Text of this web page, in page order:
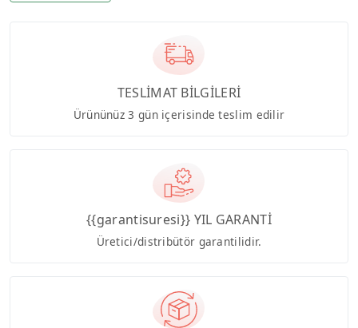
TESLİMAT BİLGİLERİ
Ürününüz 3 gün içerisinde teslim edilir
{{garantisuresi}} YIL GARANTİ
Üretici/distribütör garantilidir.